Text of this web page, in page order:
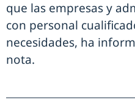
que las empresas y
con personal
necesidades, ha
nota.